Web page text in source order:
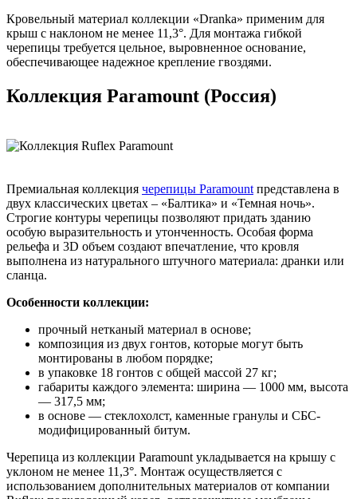
Кровельный материал коллекции «Dranka» применим для
крыш с наклоном не менее 11,3°. Для монтажа гибкой
черепицы требуется цельное, выровненное основание,
обеспечивающее надежное крепление гвоздями.
Коллекция Paramount (Россия)
Премиальная коллекция черепицы Paramount представлена в
двух классических цветах – «Балтика» и «Темная ночь».
Строгие контуры черепицы позволяют придать зданию
особую выразительность и утонченность. Особая форма
рельефа и 3D объем создают впечатление, что кровля
выполнена из натурального штучного материала: дранки или
сланца.
Особенности коллекции:
прочный нетканый материал в основе;
композиция из двух гонтов, которые могут быть
монтированы в любом порядке;
в упаковке 18 гонтов с общей массой 27 кг;
габариты каждого элемента: ширина — 1000 мм, высота
— 317,5 мм;
в основе — стеклохолст, каменные гранулы и СБС-
модифицированный битум.
Черепица из коллекции Paramount укладывается на крышу с
уклоном не менее 11,3°. Монтаж осуществляется с
использованием дополнительных материалов от компании